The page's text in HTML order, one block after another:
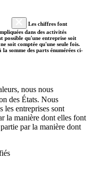
Les chiffres font
dans des activités
possible qu'une entreprise soit
soit comptée qu'une seule fois.
somme des parts énumérées ci-
nous nous
des États. Nous
les entreprises sont
la manière dont elles font
par la manière dont